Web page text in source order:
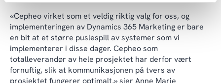
«Cepheo virket som et veldig riktig valg for oss, og
implementeringen av Dynamics 365 Marketing er bare
en bit at et større puslespill av systemer som vi
implementerer i disse dager. Cepheo som
totalleverandør av hele prosjektet har derfor vært
fornuftig, slik at kommunikasjonen på tvers av
prosjektet fungerer optimalt,» sier Anne Marie